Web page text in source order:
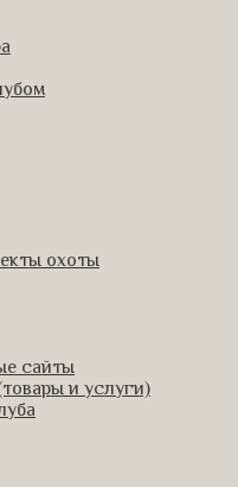
охоты
сайты
и услуги)